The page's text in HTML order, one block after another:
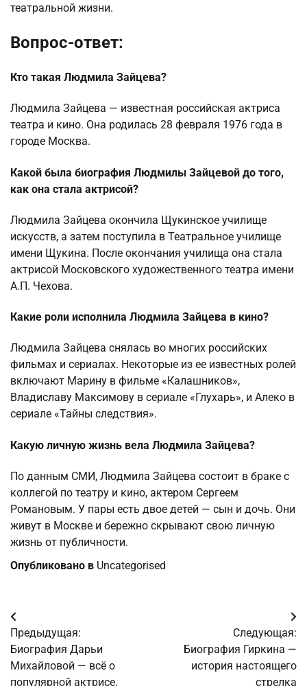
театральной жизни.
Вопрос-ответ:
Кто такая Людмила Зайцева?
Людмила Зайцева — известная российская актриса
театра и кино. Она родилась 28 февраля 1976 года в
городе Москва.
Какой была биография Людмилы Зайцевой до того,
как она стала актрисой?
Людмила Зайцева окончила Щукинское училище
искусств, а затем поступила в Театральное училище
имени Щукина. После окончания училища она стала
актрисой Московского художественного театра имени
А.П. Чехова.
Какие роли исполнила Людмила Зайцева в кино?
Людмила Зайцева снялась во многих российских
фильмах и сериалах. Некоторые из ее известных ролей
включают Марину в фильме «Калашников»,
Владиславу Максимову в сериале «Глухарь», и Алеко в
сериале «Тайны следствия».
Какую личную жизнь вела Людмила Зайцева?
По данным СМИ, Людмила Зайцева состоит в браке с
коллегой по театру и кино, актером Сергеем
Романовым. У пары есть двое детей — сын и дочь. Они
живут в Москве и бережно скрывают свою личную
жизнь от публичности.
Опубликовано в Uncategorised
Навигация
по
записям
Предыдущая:
Биография Дарьи
Михайловой — всё о
популярной актрисе,
Следующая:
Биография Гиркина —
история настоящего
стрелка